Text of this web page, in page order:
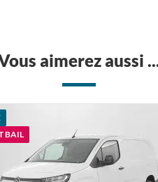
aimerez aussi
BAIL